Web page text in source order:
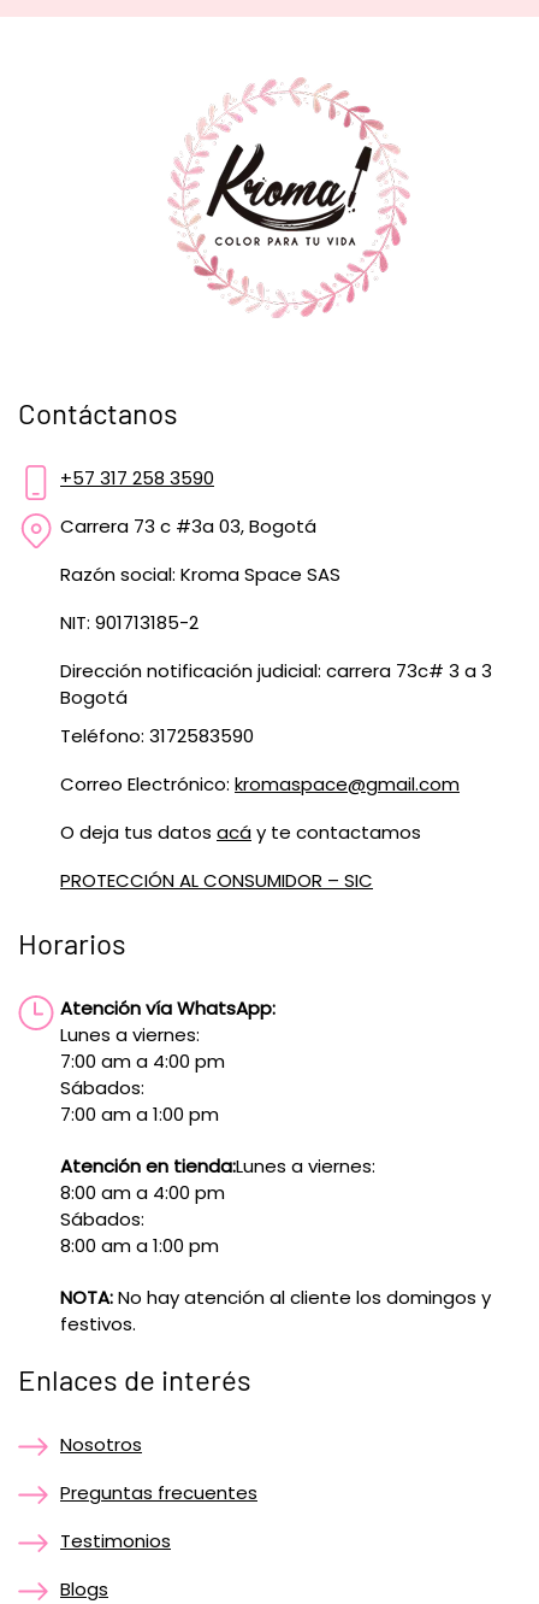
Contáctanos
+57 317 258 3590
Carrera 73 c #3a 03, Bogotá
Razón social: Kroma Space SAS
NIT: 901713185-2
Dirección notificación judicial: carrera 73c# 3 a 3
Bogotá
Teléfono: 3172583590
Correo Electrónico: kromaspace@gmail.com
O deja tus datos acáy te contactamos
PROTECCIÓN AL CONSUMIDOR – SIC
Horarios
Atención vía WhatsApp:
Lunes a viernes:
7:00 am a 4:00 pm
Sábados:
7:00 am a 1:00 pm
Atención en tienda:Lunes a viernes:
8:00 am a 4:00 pm
Sábados:
8:00 am a 1:00 pm
NOTA:No hay atención al cliente los domingos y
festivos.
Enlaces de interés
Nosotros
Preguntas frecuentes
Testimonios
Blogs